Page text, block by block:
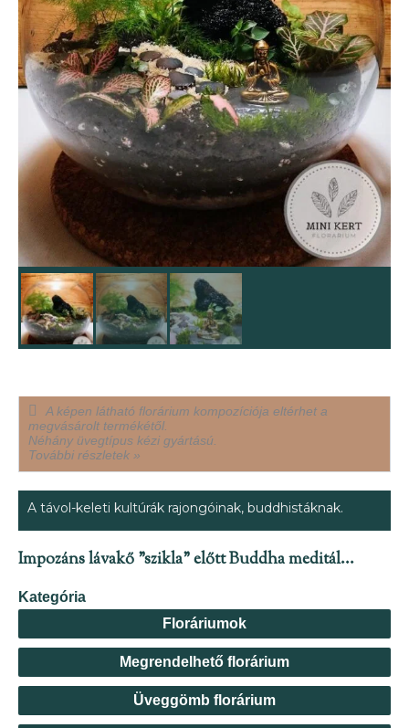
A képen látható florárium kompozíciója eltérhet a
megvásárolt termékétől.
Néhány üvegtípus kézi gyártású.
További részletek »
A távol-keleti kultúrák rajongóinak, buddhistáknak.
Impozáns lávakő "szikla" előtt Buddha meditál...
Kategória
Floráriumok
Megrendelhető florárium
Üveggömb florárium